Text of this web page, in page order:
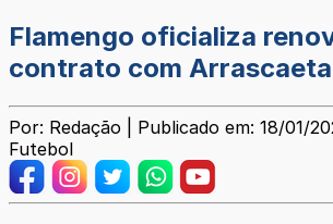
Flamengo oficializa
contrato com Arrascaeta
Por: Redação | Publicado em: 18/01/
Futebol